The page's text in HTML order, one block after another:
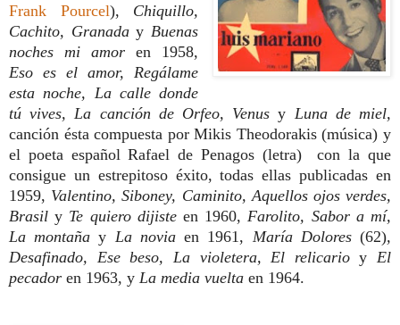
Frank Pourcel), Chiquillo,
Cachito, Granaday Buenas
noches mi amoren 1958,
Eso es el amor, Regálame
esta noche, La calle donde
tú vives, La canción de Orfeo, Venusy Luna de miel,
canción ésta compuesta por Mikis Theodorakis (música) y
el poeta español Rafael de Penagos (letra) con la que
consigue un estrepitoso éxito, todas ellas publicadas en
1959, Valentino, Siboney, Caminito, Aquellos ojos verdes,
Brasily Te quiero dijisteen 1960, Farolito, Sabor a mí,
La montañay La noviaen 1961, María Dolores(62),
Desafinado, Ese beso, La violetera, El relicarioy El
pecador en 1963, y La media vuelta en 1964.